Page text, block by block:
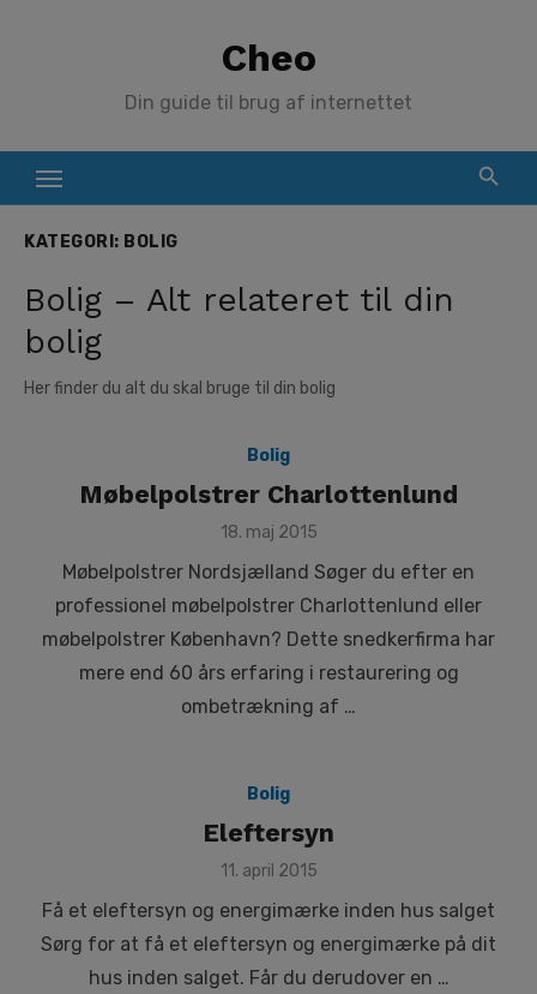
Cheo
Din guide til brug af internettet
KATEGORI: BOLIG
Bolig – Alt relateret til din
bolig
Her finder du alt du skal bruge til din bolig
Bolig
Møbelpolstrer Charlottenlund
Posted
18. maj 2015
Møbelpolstrer Nordsjælland Søger du efter en
professionel møbelpolstrer Charlottenlund eller
møbelpolstrer København? Dette snedkerfirma har
mere end 60 års erfaring i restaurering og
ombetrækning af …
Bolig
Eleftersyn
Posted
11. april 2015
Få et eleftersyn og energimærke inden hus salget
Sørg for at få et eleftersyn og energimærke på dit
hus inden salget. Får du derudover en …